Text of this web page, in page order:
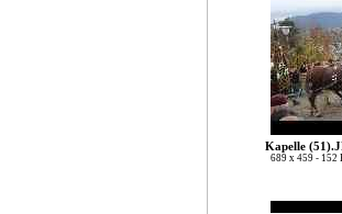
Kapelle
689 x 459 - 152